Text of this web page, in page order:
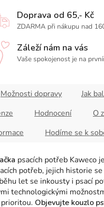
Doprava od 65,- Kč
ZDARMA při nákupu nad
Záleží nám na vás
Vaše spokojenost je na
Možnosti dopravy
Jak
Hodnocení
O
Hodíme se k
psacích potřeb Kaweco
potřeb, jejich historie
let se inkousty i psací
technologickými
Objevujte kouzlo